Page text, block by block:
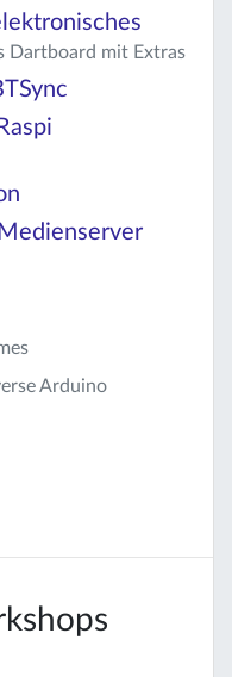
Dartboard mit Extras
Arduino